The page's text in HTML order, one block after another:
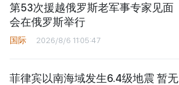
第53次援越俄罗斯老军事专家见面
会在俄罗斯举行
国际 2026/8/6 11:05:47
菲律宾以南海域发生6.4级地震 暂无